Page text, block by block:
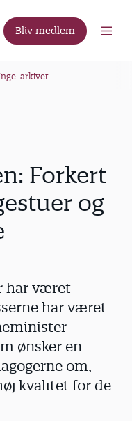
Bliv medlem
arkivet
Forkert
og
har været
har været
ønsker en
om,
kvalitet for de